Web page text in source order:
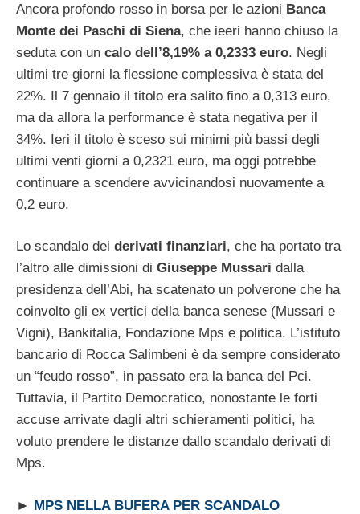
Ancora profondo rosso in borsa per le azioni Banca
Monte dei Paschi di Siena, che ieeri hanno chiuso la
seduta con un calo dell’8,19% a 0,2333 euro. Negli
ultimi tre giorni la flessione complessiva è stata del
22%. Il 7 gennaio il titolo era salito fino a 0,313 euro,
ma da allora la performance è stata negativa per il
34%. Ieri il titolo è sceso sui minimi più bassi degli
ultimi venti giorni a 0,2321 euro, ma oggi potrebbe
continuare a scendere avvicinandosi nuovamente a
0,2 euro.
Lo scandalo dei derivati finanziari, che ha portato tra
l’altro alle dimissioni di Giuseppe Mussari dalla
presidenza dell’Abi, ha scatenato un polverone che ha
coinvolto gli ex vertici della banca senese (Mussari e
Vigni), Bankitalia, Fondazione Mps e politica. L’istituto
bancario di Rocca Salimbeni è da sempre considerato
un “feudo rosso”, in passato era la banca del Pci.
Tuttavia, il Partito Democratico, nonostante le forti
accuse arrivate dagli altri schieramenti politici, ha
voluto prendere le distanze dallo scandalo derivati di
Mps.
► MPS NELLA BUFERA PER SCANDALO